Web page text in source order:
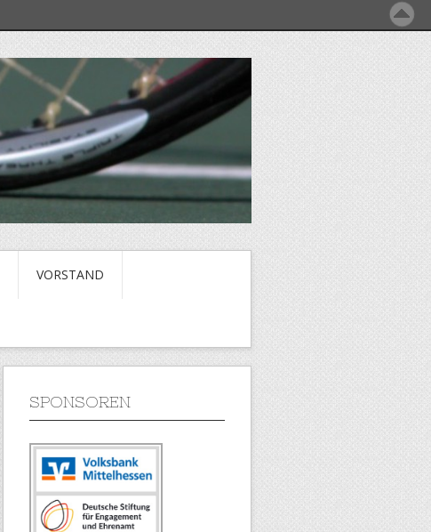
VORSTAND
SPONSOREN